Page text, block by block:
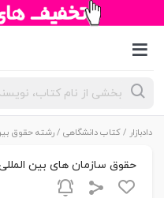
جستجوی
محصولات
دادبازار /کتاب دانشگاهی /رشته حقوق
حقوق سازمان های بین